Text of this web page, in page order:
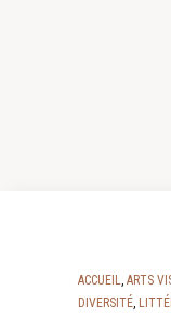
ACCUEIL, ARTS
DIVERSITÉ,